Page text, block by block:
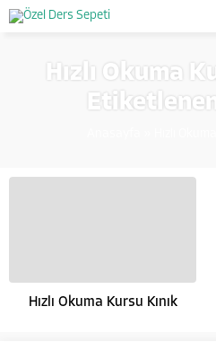
Hızlı Okuma
Hızlı Okuma Kursu Kınık